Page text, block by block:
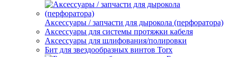
Аксессуары / запчасти для дырокола (перфоратора)
Аксессуары для системы протяжки кабеля
Аксессуары для шлифования/полировки
Бит для звездообразных винтов Torx